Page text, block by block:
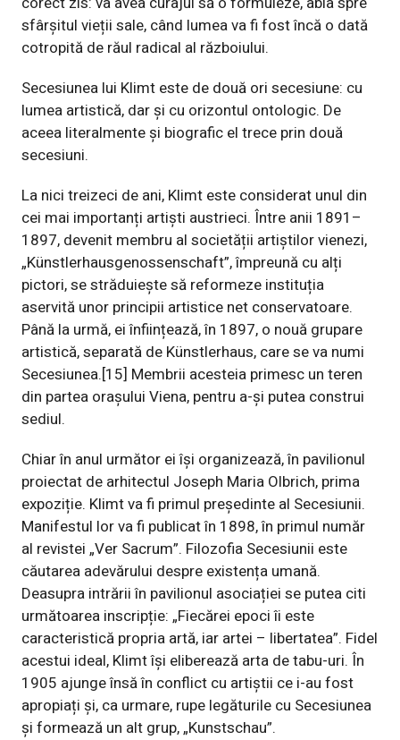
sfârșitul vieții sale, când lumea va fi fost încă o dată
cotropită de răul radical al războiului.
Secesiunea lui Klimt este de două ori secesiune: cu
lumea artistică, dar și cu orizontul ontologic. De
aceea literalmente și biografic el trece prin două
secesiuni.
La nici treizeci de ani, Klimt este considerat unul din
cei mai importanți artiști austrieci. Între anii 1891 –
1897, devenit membru al societății artiștilor vienezi,
„Künstlerhausgenossenschaft”, împreună cu alți
pictori, se străduiește să reformeze instituția
aservită unor principii artistice net conservatoare.
Până la urmă, ei înființează, în 1897, o nouă grupare
artistică, separată de Künstlerhaus, care se va numi
Secesiunea.[15] Membrii acesteia primesc un teren
din partea orașului Viena, pentru a-și putea construi
sediul.
Chiar în anul următor ei își organizează, în pavilionul
proiectat de arhitectul Joseph Maria Olbrich, prima
expoziție. Klimt va fi primul președinte al Secesiunii.
Manifestul lor va fi publicat în 1898, în primul număr
al revistei „Ver Sacrum”. Filozofia Secesiunii este
căutarea adevărului despre existența umană.
Deasupra intrării în pavilionul asociației se putea citi
următoarea inscripție: „Fiecărei epoci îi este
caracteristică propria artă, iar artei – libertatea”. Fidel
acestui ideal, Klimt își eliberează arta de tabu-uri. În
1905 ajunge însă în conflict cu artiștii ce i-au fost
apropiați și, ca urmare, rupe legăturile cu Secesiunea
și formează un alt grup, „Kunstschau”.